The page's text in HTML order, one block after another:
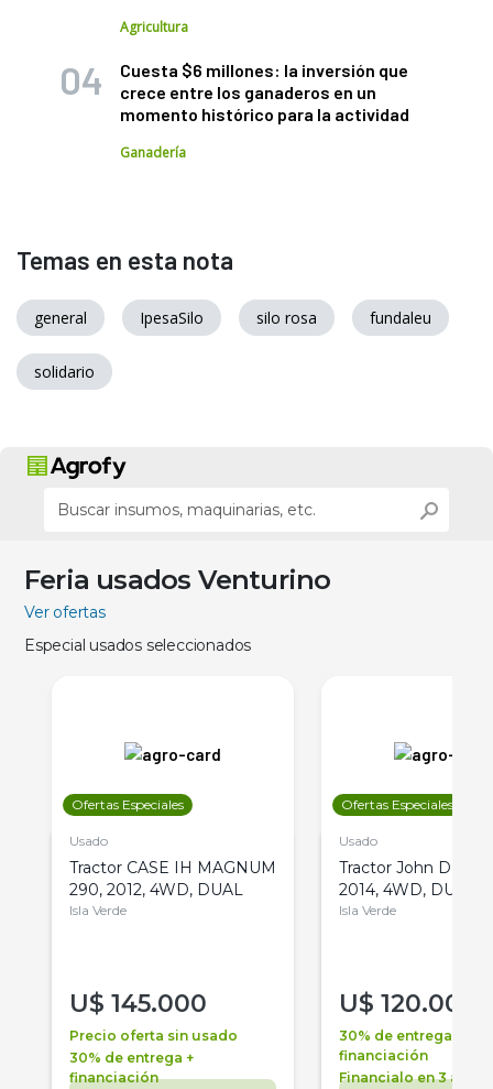
Agricultura
Cuesta $6 millones: la inversión que
crece entre los ganaderos en un
momento histórico para la actividad
Ganadería
Temas en esta nota
general IpesaSilo silo rosa fundaleu
solidario
Feria usados Venturino
Ver ofertas
Especial usados seleccionados
Ofertas Especiales
Usado
Tractor CASE IH MAGNUM
290, 2012, 4WD, DUAL
Isla Verde
U$ 145.000
Precio oferta sin usado
30% de entrega +
financiación
Ofertas Especiales
Usado
Tractor John Deere
2014, 4WD, DUAL
Isla Verde
U$ 120.000
30% de entrega +
financiación
Financialo en 3 años